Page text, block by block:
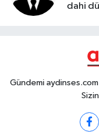
dahi
Gündemi